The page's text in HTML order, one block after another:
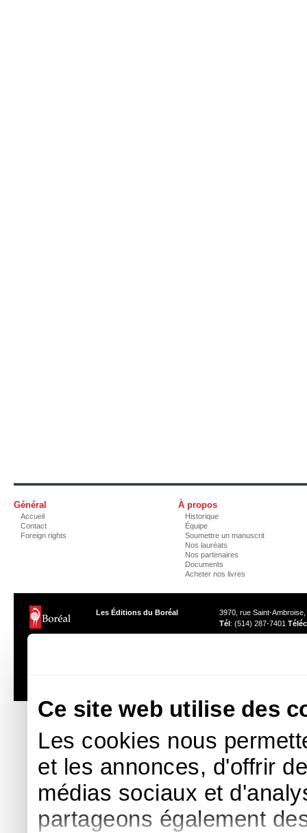
Ce site web utilise des
Les cookies nous
et les annonces, d'offrir
médias sociaux et
partageons également
Général
Accueil
Contact
Foreign rights
À propos
Historique
Équipe
Soumettre un manuscrit
Nos lauréats
Nos partenaires
Documents
Acheter nos livres
Les Éditions du Boréal
3970, rue Saint-
Tél: (514) 287-7401 Téléc